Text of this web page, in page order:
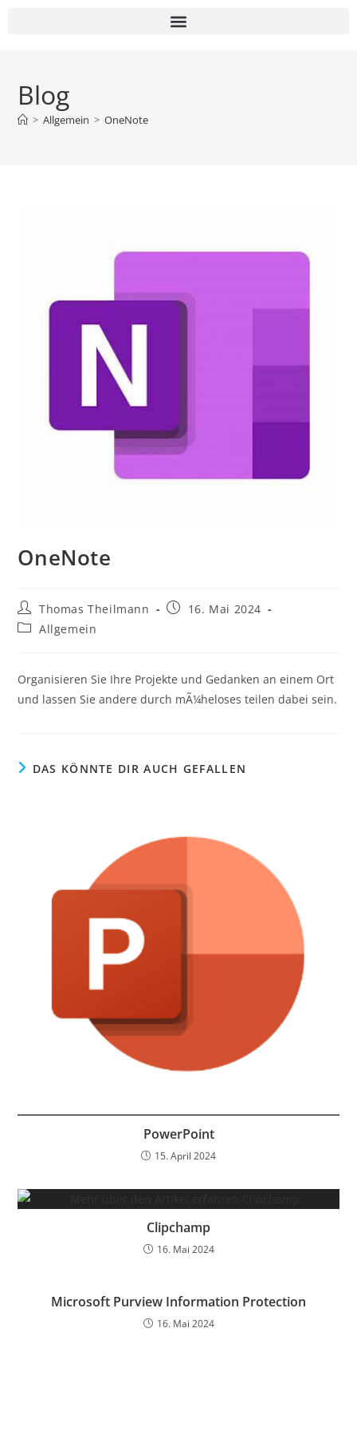
Blog
> Allgemein > OneNote
OneNote
Thomas Theilmann
16. Mai 2024
Allgemein
Organisieren Sie Ihre Projekte und Gedanken an einem Ort
und lassen Sie andere durch mÃ¼heloses teilen dabei sein.
DAS KÖNNTE DIR AUCH GEFALLEN
PowerPoint
15. April 2024
Clipchamp
16. Mai 2024
Microsoft Purview Information Protection
16. Mai 2024